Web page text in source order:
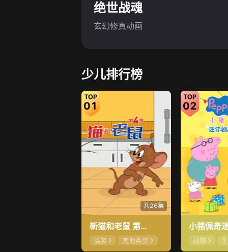
绝世战魂
玄幻修真动画
少儿排行榜
01
共26集
新猫和老鼠 第4季
搞笑 其他类型
02
动物